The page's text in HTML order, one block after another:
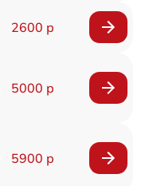
2600 р
5000 р
5900 р